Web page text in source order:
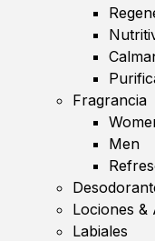
Fragrancia
Men
Lociones &
Labiales